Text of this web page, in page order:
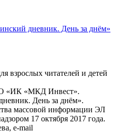
дневник. День за днём»
взрослых читателей и детей
«ИК «МКД Инвест».
День за днём».
массовой информации ЭЛ
17 октября 2017 года.
e-mail